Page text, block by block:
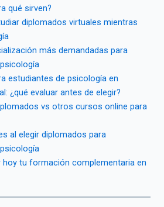
qué sirven?
diplomados virtuales mientras
más demandadas para
estudiantes de psicología en
¿qué evaluar antes de elegir?
vs otros cursos online para
al elegir diplomados para
hoy tu formación complementaria en